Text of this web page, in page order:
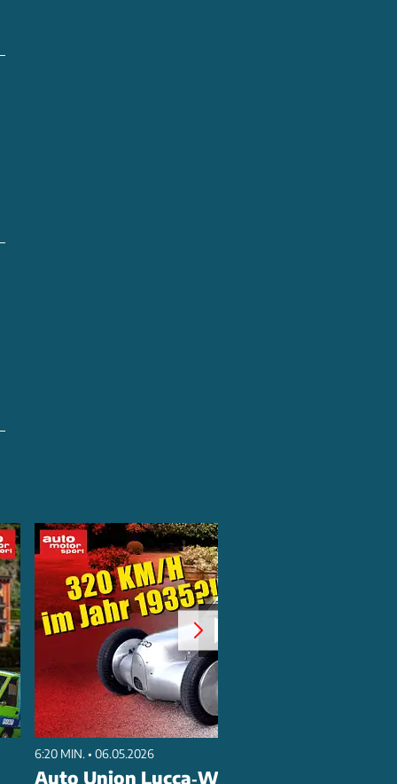
6:20 MIN. • 06.05.2026
Auto Union Lucca‑Wagen: Der